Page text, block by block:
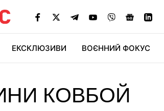
ЕКСКЛЮЗИВИ ВОЄННИЙ ФОКУС
КОВБОЙ